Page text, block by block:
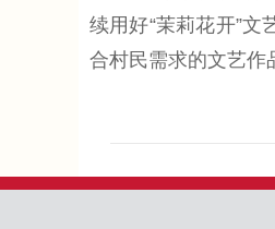
续用好“茉莉花开”
合村民需求的文艺作